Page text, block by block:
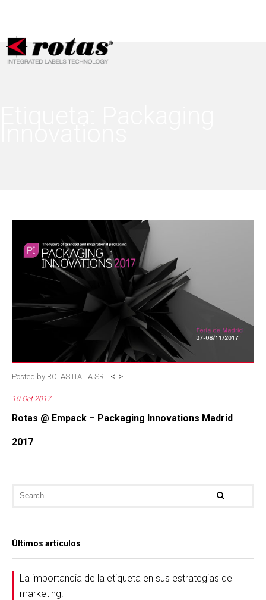
<
Posted by ROTAS ITALIA SRL >
10 Oct 2017
Rotas @ Empack – Packaging Innovations Madrid
2017
Últimos artículos
La importancia de la etiqueta en sus estrategias de
marketing.
Aviso en el momento de la recogida